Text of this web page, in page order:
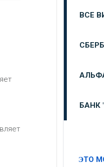
ВСЕ
БАНК
ЭТО